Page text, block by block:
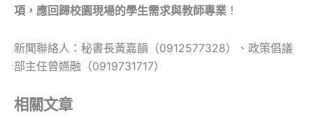
項，應回歸校園現場的學生需求與教師專業 ！
新聞聯絡人：秘書長黃嘉韻（0912577328）、政策倡議
部主任曾嬿融（0919731717）
相關文章